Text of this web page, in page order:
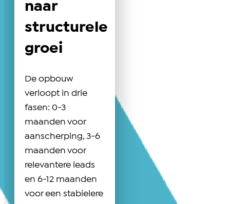
naar
structurele
groei
De opbouw
verloopt in drie
fasen: 0-3
maanden voor
aanscherping, 3-6
maanden voor
relevantere leads
en 6-12 maanden
voor een stabielere